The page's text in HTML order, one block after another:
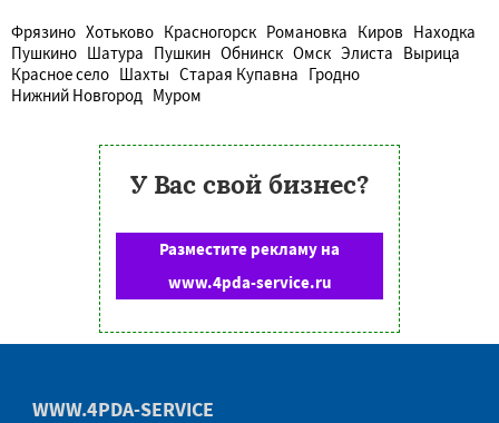
Фрязино Хотьково Красногорск Романовка Киров Находка
Пушкино Шатура Пушкин Обнинск Омск Элиста Вырица
Красное село Шахты Старая Купавна Гродно
Нижний Новгород Муром
У Вас свой бизнес?
Разместите рекламу на
www.4pda-service.ru
WWW.4PDA-SERVICE